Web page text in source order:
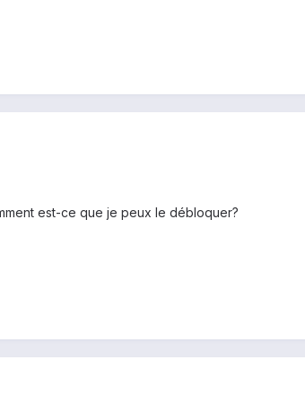
est-ce que je peux le débloquer?